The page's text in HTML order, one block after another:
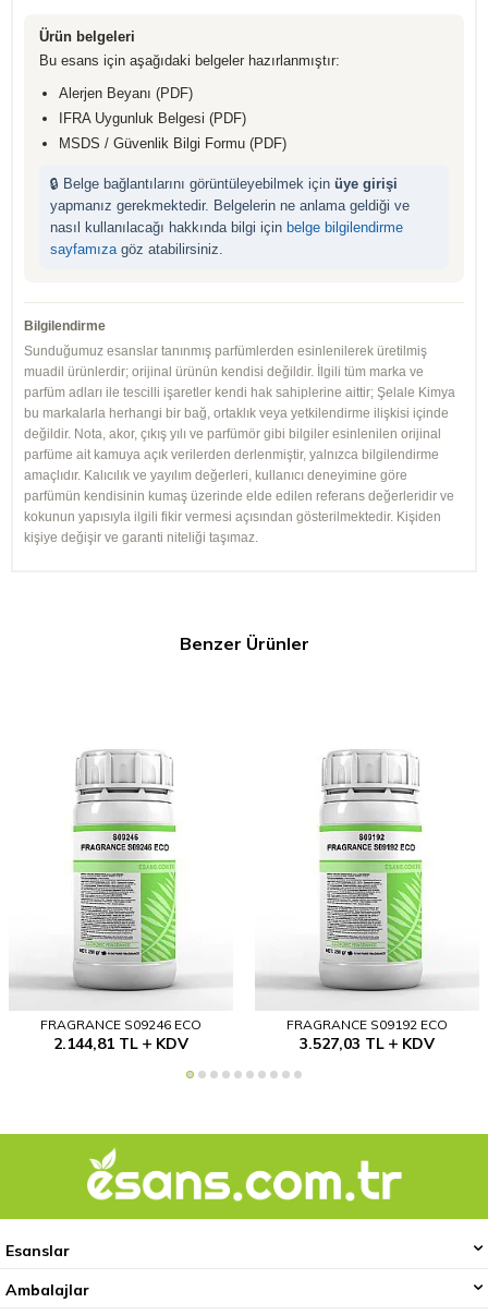
Ürün belgeleri
Bu esans için aşağıdaki belgeler hazırlanmıştır:
Alerjen Beyanı (PDF)
IFRA Uygunluk Belgesi (PDF)
MSDS / Güvenlik Bilgi Formu (PDF)
🔒 Belge bağlantılarını görüntüleyebilmek için üye girişi
yapmanız gerekmektedir. Belgelerin ne anlama geldiği ve
nasıl kullanılacağı hakkında bilgi için belge bilgilendirme
sayfamıza göz atabilirsiniz.
Bilgilendirme
Sunduğumuz esanslar tanınmış parfümlerden esinlenilerek üretilmiş
muadil ürünlerdir; orijinal ürünün kendisi değildir. İlgili tüm marka ve
parfüm adları ile tescilli işaretler kendi hak sahiplerine aittir; Şelale Kimya
bu markalarla herhangi bir bağ, ortaklık veya yetkilendirme ilişkisi içinde
değildir. Nota, akor, çıkış yılı ve parfümör gibi bilgiler esinlenilen orijinal
parfüme ait kamuya açık verilerden derlenmiştir, yalnızca bilgilendirme
amaçlıdır. Kalıcılık ve yayılım değerleri, kullanıcı deneyimine göre
parfümün kendisinin kumaş üzerinde elde edilen referans değerleridir ve
kokunun yapısıyla ilgili fikir vermesi açısından gösterilmektedir. Kişiden
kişiye değişir ve garanti niteliği taşımaz.
Benzer Ürünler
FRAGRANCE S09246 ECO
2.144,81TL KDV
FRAGRANCE S09192 ECO
3.527,03 TL KDV
Esanslar
Ambalajlar